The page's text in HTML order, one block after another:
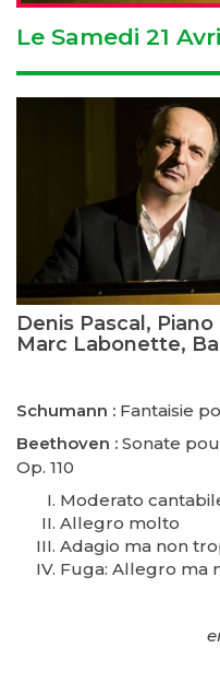
Le Samedi 21
Denis Pascal, Piano
Marc Labonette,
Schumann : Fantaisie
Beethoven : Sonate
Op. 110
Moderato
Allegro molto
Adagio ma non
Fuga: Allegro ma